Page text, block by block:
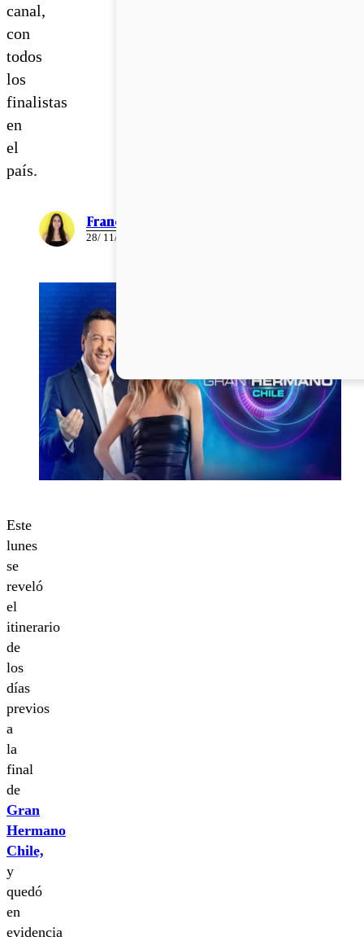
canal,
con
todos
los
finalistas
en
el
país.
Francisca Mora
28/ 11/ 2023
Este
lunes
se
reveló
el
itinerario
de
los
días
previos
a
la
final
de
Gran
Hermano
Chile,
y
quedó
en
evidencia